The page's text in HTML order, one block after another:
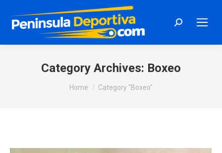
Search:
Category Archives: Boxeo
You are here:
Home Category "Boxeo"